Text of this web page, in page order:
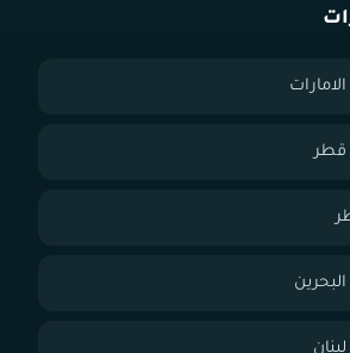
قطر